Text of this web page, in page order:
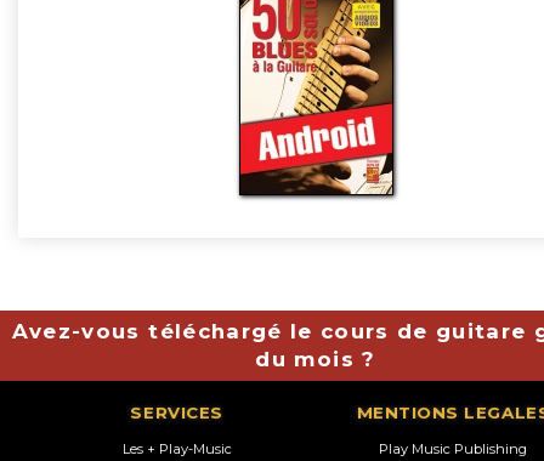
Avez-vous téléchargé le cours de guitare
du mois ?
SERVICES
Les + Play-Music
MENTIONS
Play Music Publishing